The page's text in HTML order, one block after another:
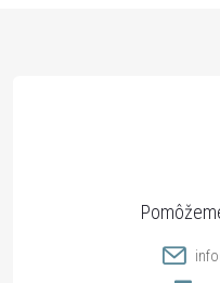
info